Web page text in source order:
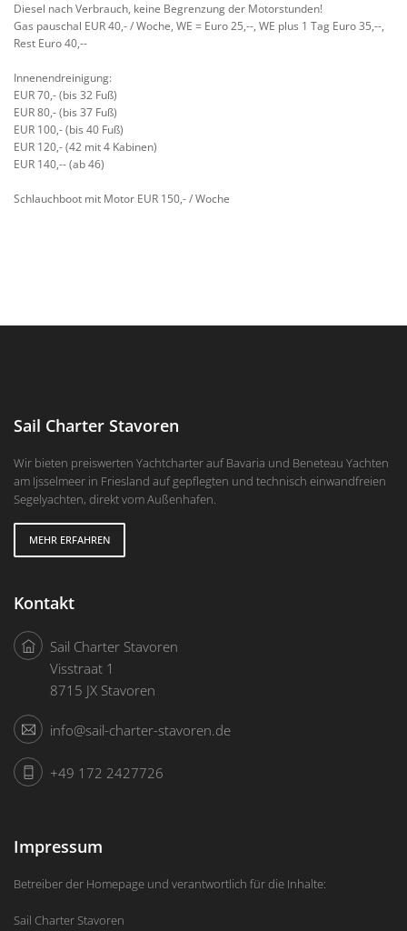
Diesel nach Verbrauch, keine Begrenzung der Motorstunden!
Gas pauschal EUR 40,- / Woche, WE = Euro 25,--, WE plus 1 Tag Euro 35,--,
Rest Euro 40,--
Innenendreinigung:
EUR 70,- (bis 32 Fuß)
EUR 80,- (bis 37 Fuß)
EUR 100,- (bis 40 Fuß)
EUR 120,- (42 mit 4 Kabinen)
EUR 140,-- (ab 46)
Schlauchboot mit Motor EUR 150,- / Woche
Sail Charter Stavoren
Wir bieten preiswerten Yachtcharter auf Bavaria und Beneteau Yachten
am Ijsselmeer in Friesland auf gepflegten und technisch einwandfreien
Segelyachten, direkt vom Außenhafen.
MEHR ERFAHREN
Kontakt
Sail Charter Stavoren
Visstraat 1
8715 JX Stavoren
info@sail-charter-stavoren.de
+49 172 2427726
Impressum
Betreiber der Homepage und verantwortlich für die Inhalte:
Sail Charter Stavoren